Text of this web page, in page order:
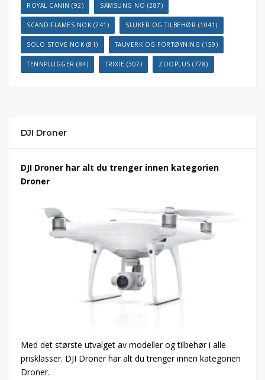
ROYAL CANIN (92) SAMSUNG NO (287)
SCANDIFLAMES NOK (741) SLUKER OG TILBEHØR (1041)
SOLO STOVE NOK (81) TAUVERK OG FORTØYNING (159)
TENNPLUGGER (84) TRIXIE (307) ZOOPLUS (778)
DJI Droner
DJI Droner har alt du trenger innen kategorien
Droner
Med det største utvalget av modeller og tilbehør i alle
prisklasser. DJI Droner har alt du trenger innen kategorien
Droner.